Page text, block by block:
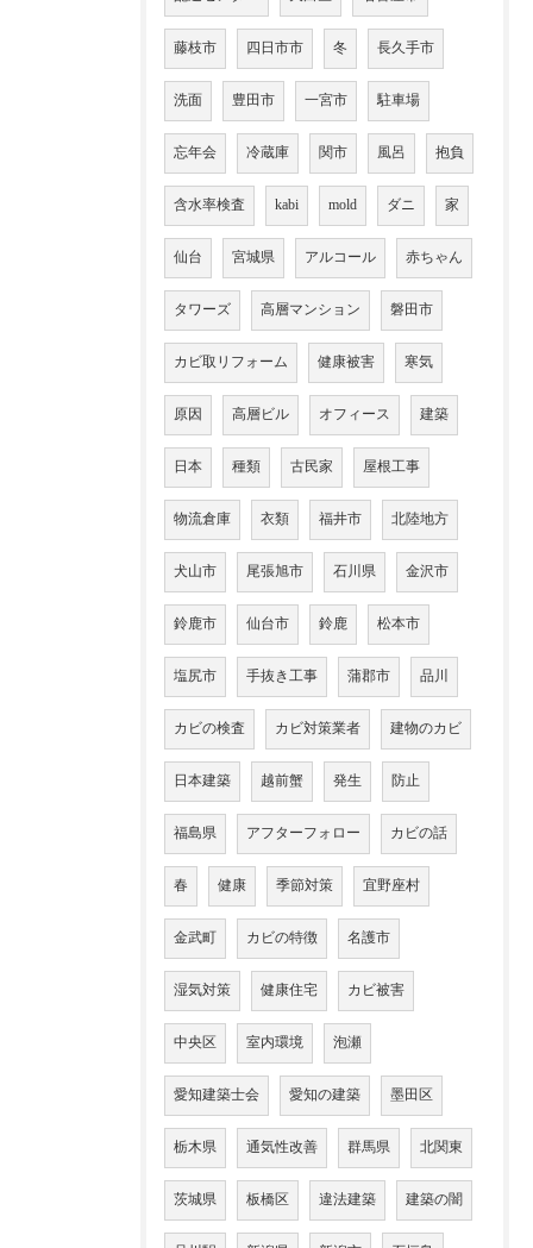
藤枝市 四日市市 冬 長久手市
洗面 豊田市 一宮市 駐車場
忘年会 冷蔵庫 関市 風呂 抱負
含水率検査 kabi mold ダニ 家
仙台 宮城県 アルコール 赤ちゃん
タワーズ 高層マンション 磐田市
カビ取リフォーム 健康被害 寒気
原因 高層ビル オフィース 建築
日本 種類 古民家 屋根工事
物流倉庫 衣類 福井市 北陸地方
犬山市 尾張旭市 石川県 金沢市
鈴鹿市 仙台市 鈴鹿 松本市
塩尻市 手抜き工事 蒲郡市 品川
カビの検査 カビ対策業者 建物のカビ
日本建築 越前蟹 発生 防止
福島県 アフターフォロー カビの話
春 健康 季節対策 宜野座村
金武町 カビの特徴 名護市
湿気対策 健康住宅 カビ被害
中央区 室内環境 泡瀬
愛知建築士会 愛知の建築 墨田区
栃木県 通気性改善 群馬県 北関東
茨城県 板橋区 違法建築 建築の闇